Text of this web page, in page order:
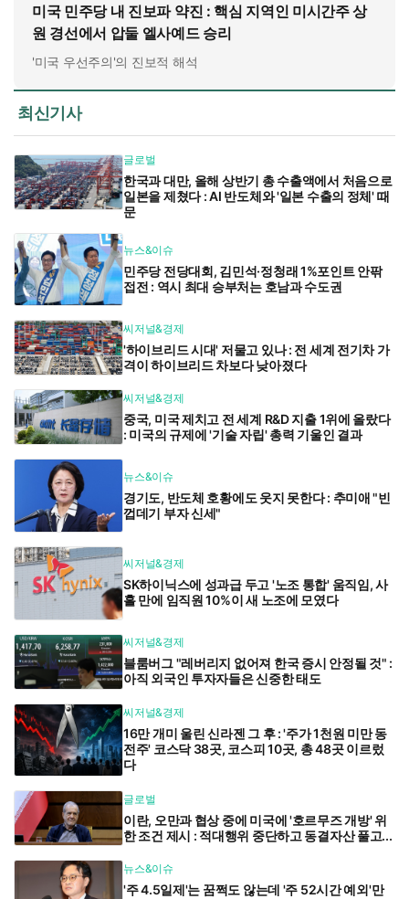
미국 민주당 내 진보파 약진 : 핵심 지역인 미시간주 상
원 경선에서 압둘 엘사예드 승리
'미국 우선주의'의 진보적 해석
최신기사
글로벌
한국과 대만, 올해 상반기 총 수출액에서 처음으로
일본을 제쳤다 : AI 반도체와 '일본 수출의 정체' 때
문
뉴스&이슈
민주당 전당대회, 김민석·정청래 1%포인트 안팎
접전 : 역시 최대 승부처는 호남과 수도권
씨저널&경제
'하이브리드 시대' 저물고 있나 : 전 세계 전기차 가
격이 하이브리드 차보다 낮아졌다
씨저널&경제
중국, 미국 제치고 전 세계 R&D 지출 1위에 올랐다
: 미국의 규제에 '기술 자립' 총력 기울인 결과
뉴스&이슈
경기도, 반도체 호황에도 웃지 못한다 : 추미애 "빈
껍데기 부자 신세"
씨저널&경제
SK하이닉스에 성과급 두고 '노조 통합' 움직임, 사
흘 만에 임직원 10%이 새 노조에 모였다
씨저널&경제
블룸버그 "레버리지 없어져 한국 증시 안정될 것" :
아직 외국인 투자자들은 신중한 태도
씨저널&경제
16만 개미 울린 신라젠 그 후 : '주가 1천원 미만 동
전주' 코스닥 38곳, 코스피 10곳, 총 48곳 이르렀
다
글로벌
이란, 오만과 협상 중에 미국에 '호르무즈 개방' 위
한 조건 제시 : 적대행위 중단하고 동결자산 풀고...
뉴스&이슈
'주 4.5일제'는 꿈쩍도 않는데 '주 52시간 예외'만